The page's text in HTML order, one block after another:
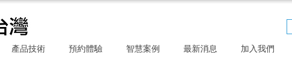
產品技術 預約體驗 智慧案例 最新消息 加入我們